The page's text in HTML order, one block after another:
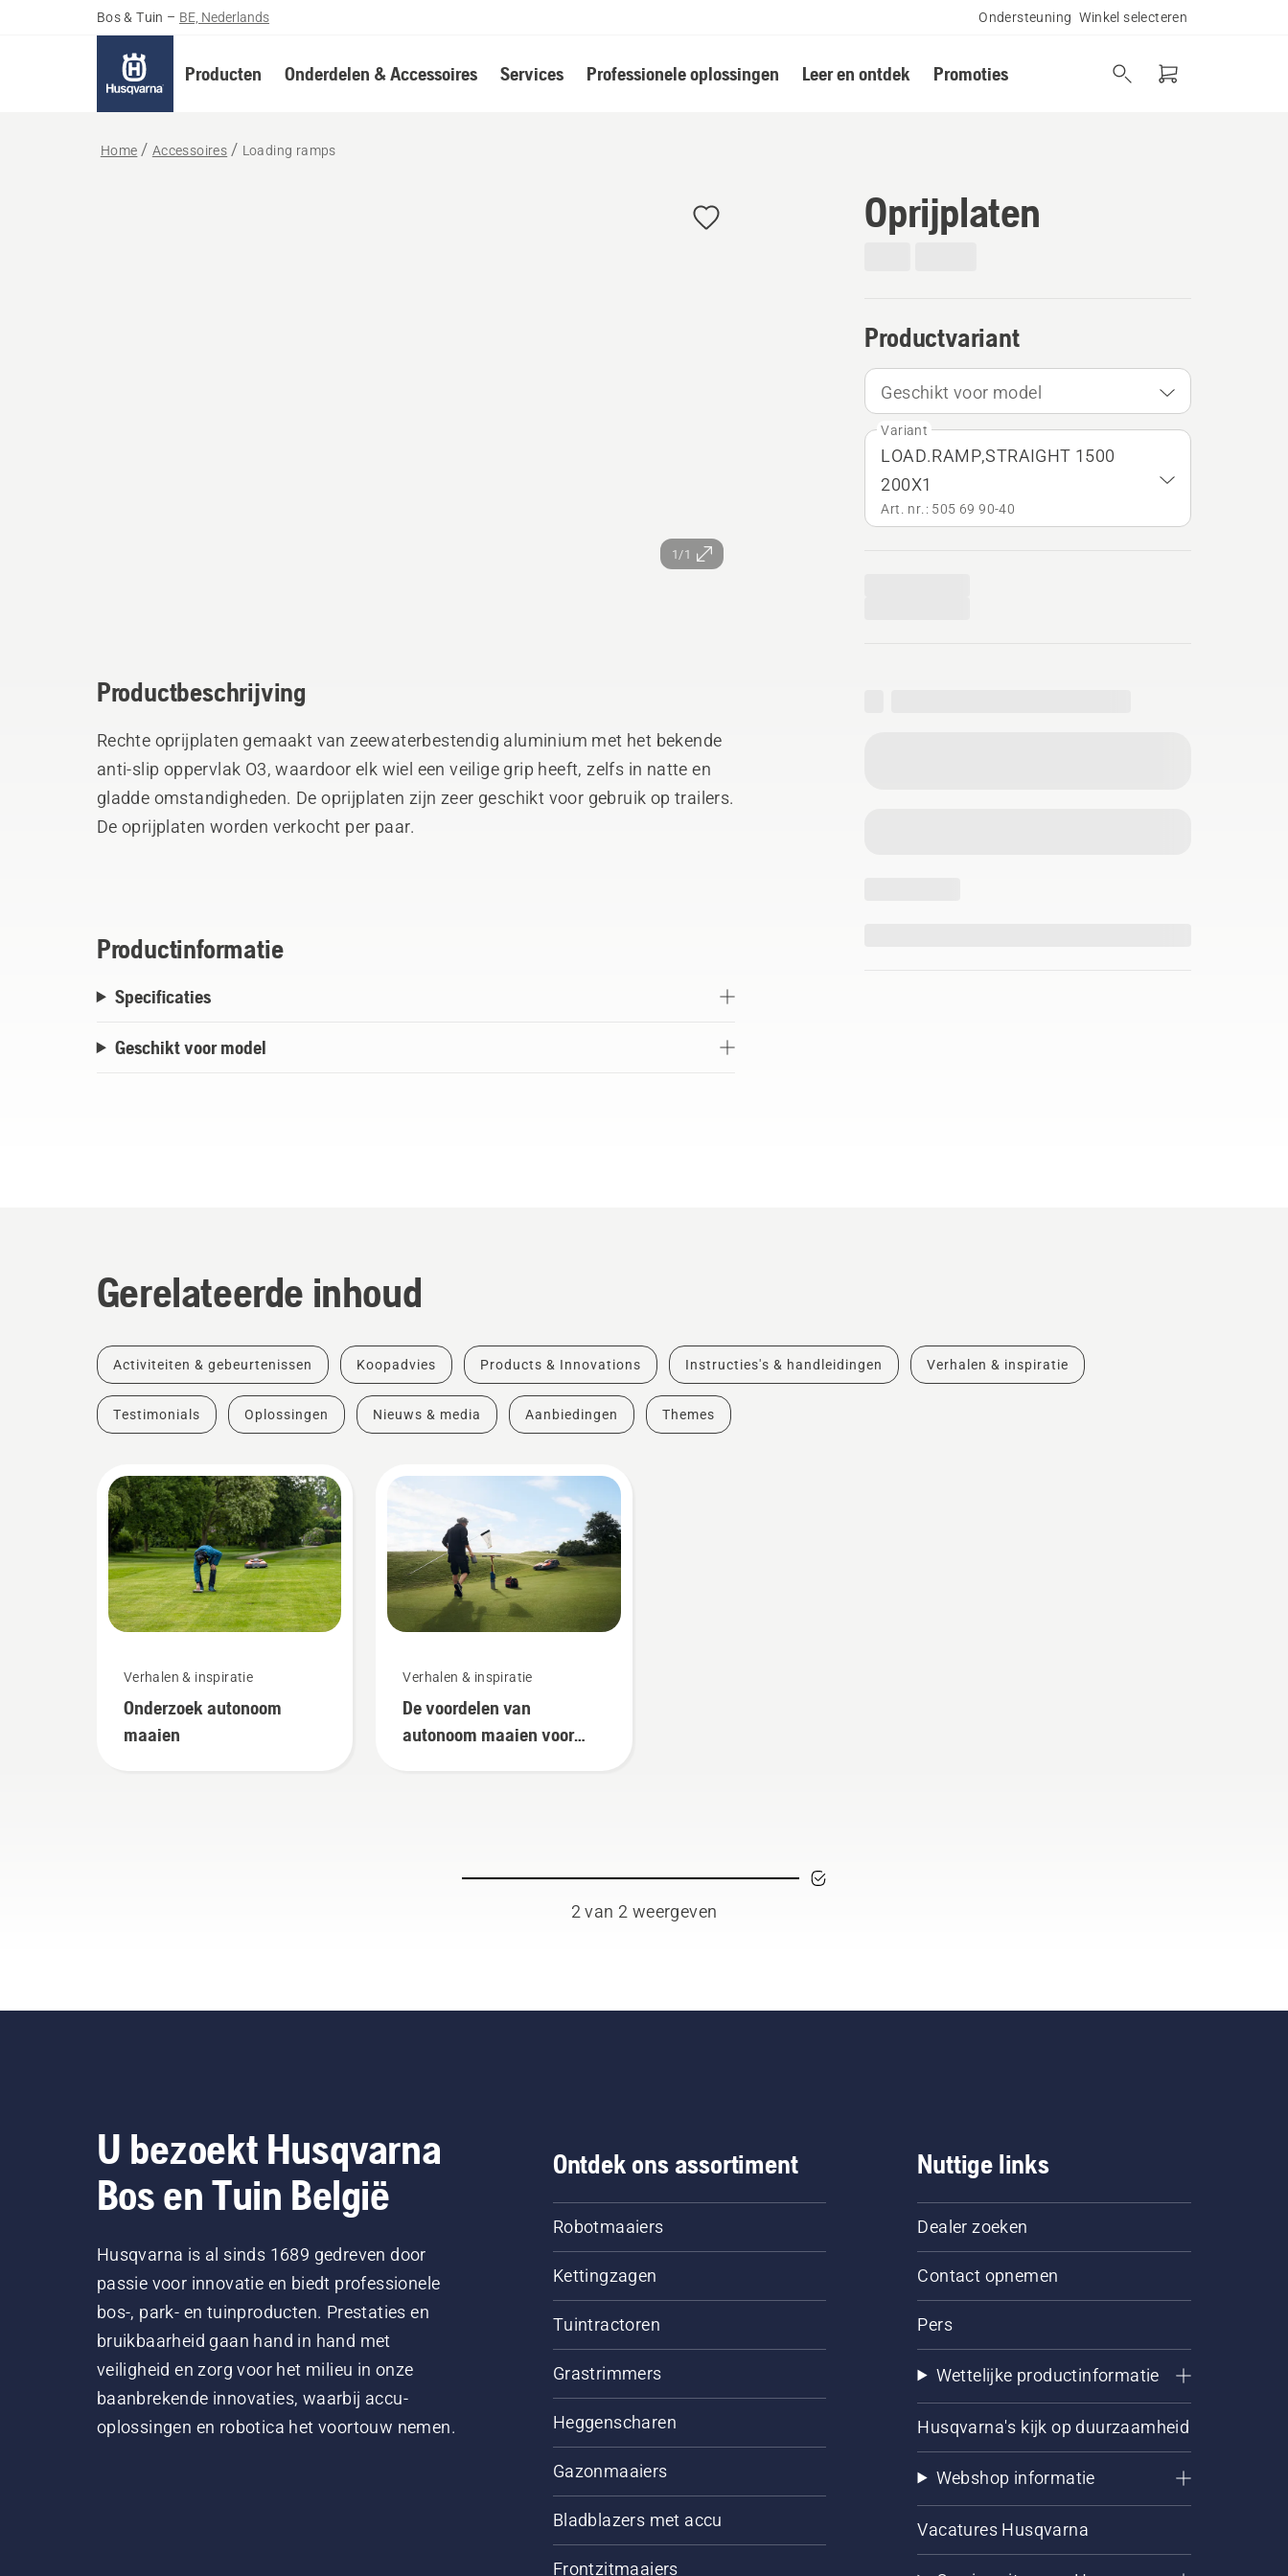
Bos & Tuin – BE, Nederlands Ondersteuning Winkel selecteren
Producten Onderdelen & Accessoires Services Professionele oplossingen Leer en ontdek Promoties
Home Accessoires Loading ramps
1/1
Oprijplaten
Productvariant
Geschikt voor model
Variant
LOAD.RAMP,STRAIGHT 1500
200X1
Art. nr.: 505 69 90‑40
Productbeschrijving
Rechte oprijplaten gemaakt van zeewaterbestendig aluminium met het bekende
anti-slip oppervlak O3, waardoor elk wiel een veilige grip heeft, zelfs in natte en
gladde omstandigheden. De oprijplaten zijn zeer geschikt voor gebruik op trailers.
De oprijplaten worden verkocht per paar.
Productinformatie
Specificaties
Geschikt voor model
Gerelateerde inhoud
Activiteiten & gebeurtenissen Koopadvies Products & Innovations Instructies's & handleidingen Verhalen & inspiratie
Testimonials Oplossingen Nieuws & media Aanbiedingen Themes
Verhalen & inspiratie
Onderzoek autonoom
maaien
Verhalen & inspiratie
De voordelen van
autonoom maaien voor
2 van 2 weergeven
U bezoekt Husqvarna
Bos en Tuin België
Husqvarna is al sinds 1689 gedreven door
passie voor innovatie en biedt professionele
bos-, park- en tuinproducten. Prestaties en
bruikbaarheid gaan hand in hand met
veiligheid en zorg voor het milieu in onze
baanbrekende innovaties, waarbij accu-
oplossingen en robotica het voortouw nemen.
Ontdek ons assortiment
Robotmaaiers
Kettingzagen
Tuintractoren
Grastrimmers
Heggenscharen
Gazonmaaiers
Bladblazers met accu
Frontzitmaaiers
Nuttige links
Dealer zoeken
Contact opnemen
Pers
Wettelijke productinformatie
Husqvarna's kijk op duurzaamheid
Webshop informatie
Vacatures Husqvarna